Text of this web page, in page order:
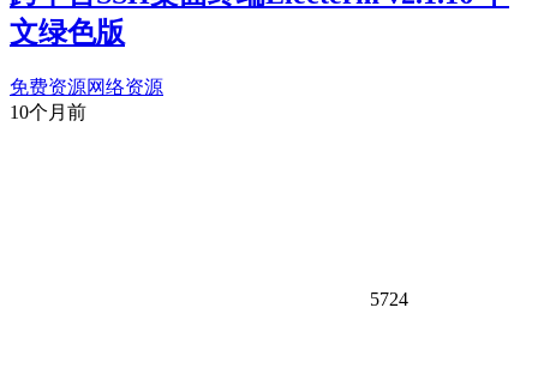
文绿色版
免费资源网络资源
10个月前
5724